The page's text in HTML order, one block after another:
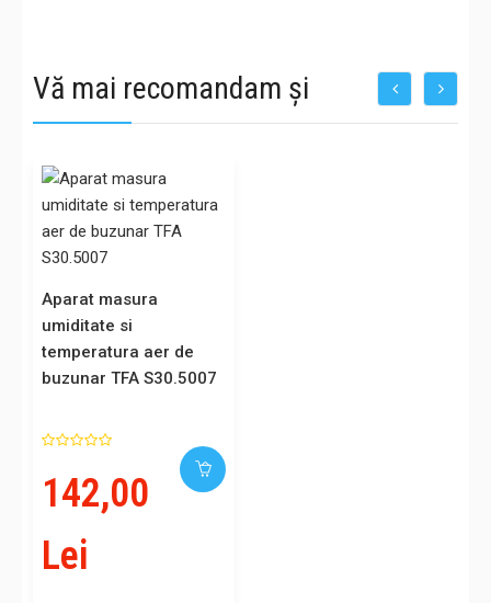
Vă mai recomandam și
Aparat masura
umiditate si
temperatura aer de
buzunar TFA S30.5007
142,00
Lei